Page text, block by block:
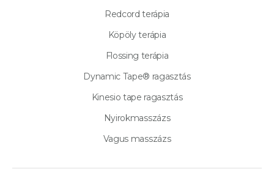
Redcord terápia
Köpöly terápia
Flossing terápia
Dynamic Tape® ragasztás
Kinesio tape ragasztás
Nyirokmasszázs
Vagus masszázs